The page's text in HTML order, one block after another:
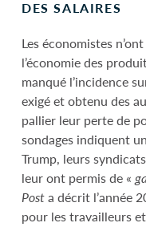
DES SALAIRES
Les économistes
l’économie des
manqué l’incidence
exigé et obtenu des
pallier leur perte de
sondages indiquent
Trump, leurs
leur ont permis de «
Posta décrit l’année
pour les travailleurs